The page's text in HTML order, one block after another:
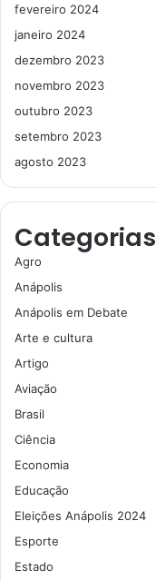
fevereiro 2024
janeiro 2024
dezembro 2023
novembro 2023
outubro 2023
setembro 2023
agosto 2023
Categorias
Agro
Anápolis
Anápolis em Debate
Arte e cultura
Artigo
Aviação
Brasil
Ciência
Economia
Educação
Eleições Anápolis 2024
Esporte
Estado